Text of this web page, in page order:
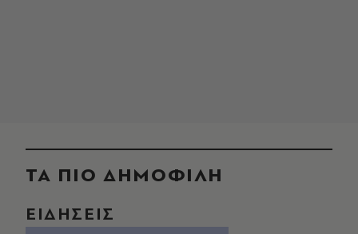
ΤΑ ΠΙΟ ΔΗΜΟΦΙΛΗ
ΕΙΔΗΣΕΙΣ